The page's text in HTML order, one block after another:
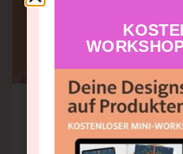
Etwas
erschaffen